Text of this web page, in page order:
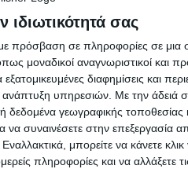
ιδιωτικότητά σας
πρόσβαση σε πληροφορίες σε
μοναδικοί αναγνωριστικοί και
διαφημίσεις και
ανάπτυξη υπηρεσιών. Με την άδειά
δεδομένα γεωγραφικής τοποθεσίας
συναινέσετε στην επεξεργασία
μπορείτε να κάνετε κλικ
πληροφορίες και να αλλάξετε
Το πρόγραμμα
δράσεων και βιωματικά
κύτταρο μάθησης,
του Διευθυντή
οργανισμός
ιδρύματος και η